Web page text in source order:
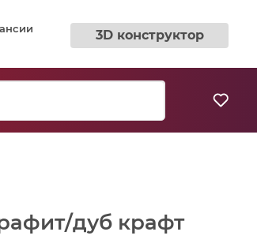
3D конструктор
дуб крафт